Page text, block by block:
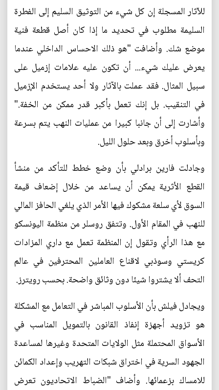
للآثار المسجلة إن كل شيء من التوثيق السليم إلى الفطرة
السليمة مطلوب في تحديد ما إذا كان أصل قطعة فنية
موضع شك. وأضافت "هو ذلك الاحساس الداخلي عندما
يعرض عليك شيء... أن تكون عليه علامات إزميل على
سبيل المثال. فقد عملت بالآثار ولا أحد يستخدم الإزميل
في التنقيب. بل إنك تعمل بأكبر قدر ممكن من الخفة."
وأشارت إلى أن جانبا كبيرا من عمليات النهب يتم بسرعة
وبأسلوب أخرق وبعد حلول الليل.
وجادلت فارين برادلي بأن وضع خطط للتأكد من منشأ
القطع الأثرية يمكن أن يساعد من خلال إضعاف قيمة
السوق لأي سلعة مشكوك فيها الأمر الذي يلغي الحافز المالي
للنهب في المقام الأول. وتتفق روسلر من منظمة اليونسكو
مع هذا الرأي وتقول إن المنظمة تعمل مع داري المزادات
كريستي وسوذبي لاقناع العاملين المحترفين في عالم
التحف ألا يشتروا شيئا دون وثائق واضحة. بحسب رويترز.
ويجادل فيلش بأن الأسلوب المباشر في التعامل مع المشكلة
هو تزويد أجهزة إنفاذ القانون بالتمويل المناسب في
الأسواق المحتملة مثل الولايات المتحدة وغيرها لمساعدة
الجهود السرية في اختراق شبكات التهريب وإعداد الكمائن
للامساك بزعمائها. وأضاف "الضباط الاتحاديون تعرض